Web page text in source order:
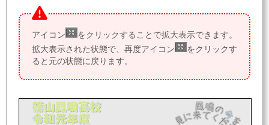
アイコン
をクリックすることで拡大表示できます。
拡大表示された状態で、再度アイコン
をクリックす
ると元の状態に戻ります。